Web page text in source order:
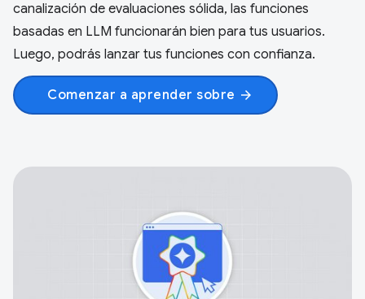
canalización de evaluaciones sólida, las funciones
basadas en LLM funcionarán bien para tus usuarios.
Luego, podrás lanzar tus funciones con confianza.
Comenzar a aprender sobre arrow_forward